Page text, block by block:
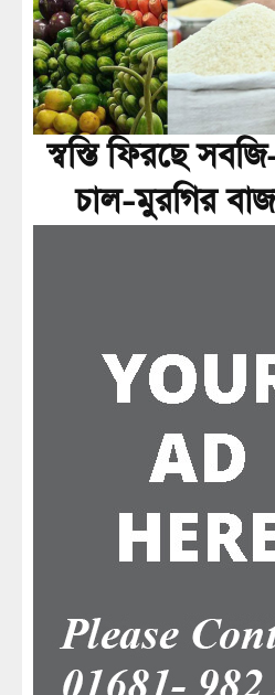
স্বস্তি ফিরছে
চাল-মুরগির